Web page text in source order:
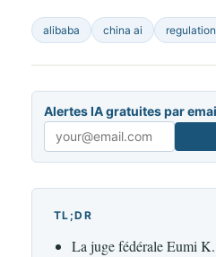
alibaba china ai regulation
Alertes IA gratuites par
Email
TL;DR
La juge fédérale Eumi